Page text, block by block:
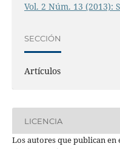
Vol. 2 Núm. 13 (2013):
SECCIÓN
Artículos
LICENCIA
Los autores que publican en